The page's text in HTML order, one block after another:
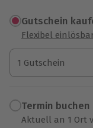
Gutschein
Flexibel
1 Gutschein
1 Gutschein
1 Gutschein
Termin buchen
Aktuell an 1 Ort